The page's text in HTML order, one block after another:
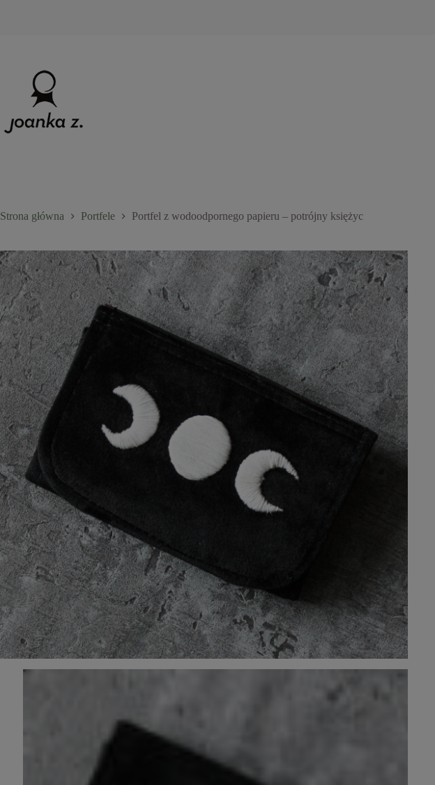
Strona główna Portfele Portfel z wodoodpornego papieru – potrójny księżyc